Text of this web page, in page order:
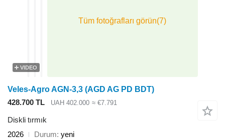
VIDEO
Veles-Agro AGN-3,3 (AGD AG PD BDT)
428.700 TL
UAH 402.000 ≈ €7.791
Diskli tırmık
2026
Durum yeni